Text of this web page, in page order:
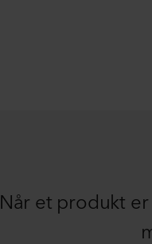
Når et produkt